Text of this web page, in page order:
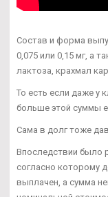
Состав и форма
0,075 или 0,15 мг, а
лактоза, крахмал
То есть если даже у
больше этой суммы
Сама в долг тоже
Впоследствии было
согласно которому
выплачен, а сумма